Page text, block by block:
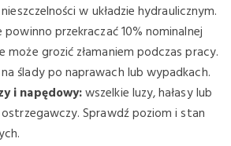
w układzie hydraulicznym.
powinno przekraczać 10% nominalnej
może grozić złamaniem podczas pracy.
ślady po naprawach lub wypadkach.
i napędowy:wszelkie luzy, hałasy lub
Sprawdź poziom i stan